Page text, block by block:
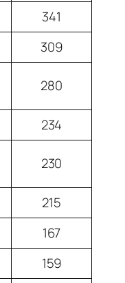
341
309
280
234
230
215
167
159